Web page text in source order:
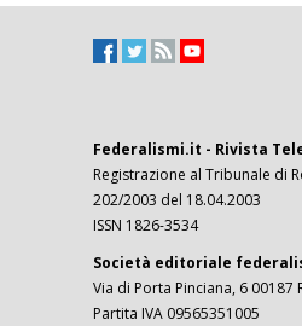
Federalismi.it - Rivista
Registrazione al Tribunale di
202/2003 del 18.04.2003
ISSN 1826-3534
Società editoriale
Via di Porta Pinciana, 6 00187
Partita IVA 09565351005